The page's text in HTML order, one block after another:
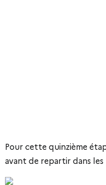
Pour cette quinzième
avant de repartir dans les